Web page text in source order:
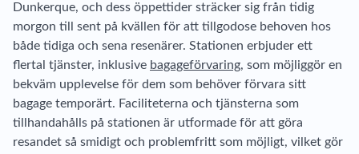
Dunkerque, och dess öppettider sträcker sig från tidig
morgon till sent på kvällen för att tillgodose behoven hos
både tidiga och sena resenärer. Stationen erbjuder ett
flertal tjänster, inklusive bagageförvaring, som möjliggör en
bekväm upplevelse för dem som behöver förvara sitt
bagage temporärt. Faciliteterna och tjänsterna som
tillhandahålls på stationen är utformade för att göra
resandet så smidigt och problemfritt som möjligt, vilket gör